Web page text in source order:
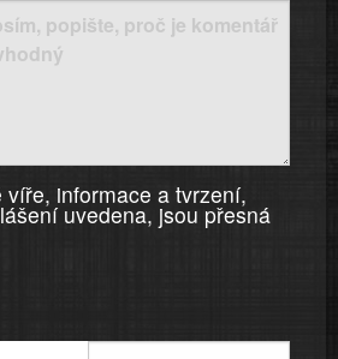
víře, informace a tvrzení,
uvedena, jsou přesná